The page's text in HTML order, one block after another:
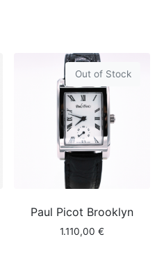
Out of Stock
Paul Picot Brooklyn
1.110,00€